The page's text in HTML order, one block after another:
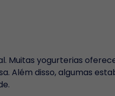
Muitas yogurterias
Além disso, algumas